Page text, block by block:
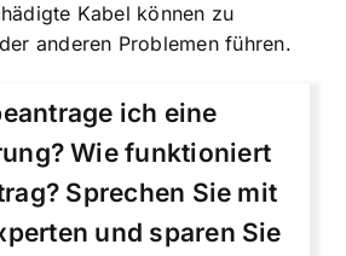
Kabel können zu
anderen Problemen führen.
ich eine
Wie funktioniert
Sprechen Sie mit
und sparen Sie